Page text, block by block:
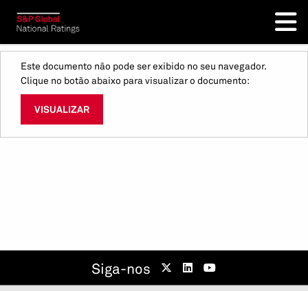
Este documento não pode ser exibido no seu navegador.
Clique no botão abaixo para visualizar o documento:
VISUALIZAR
Siga-nos